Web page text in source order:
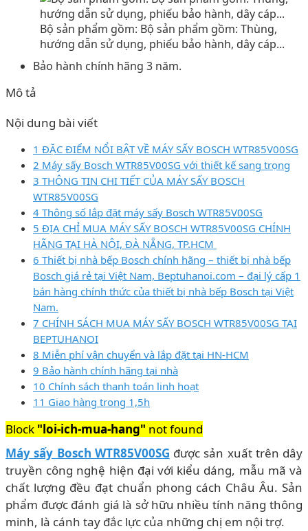
Bộ sản phẩm gồm: Bộ sản phẩm gồm: Thùng,
hướng dẫn sử dụng, phiếu bảo hành, dây cáp...
Bảo hành chính hãng 3 năm.
Mô tả
Nội dung bài viết
1 ĐẶC ĐIỂM NỔI BẬT VỀ MÁY SẤY BOSCH WTR85V00SG
2 Máy sấy Bosch WTR85V00SG với thiết kế sang trọng
3 THÔNG TIN CHI TIẾT CỦA MÁY SẤY BOSCH
WTR85V00SG
4 Thông số lắp đặt máy sấy Bosch WTR85V00SG
5 ĐỊA CHỈ MUA MÁY SẤY BOSCH WTR85V00SG CHÍNH
HÃNG TẠI HÀ NỘI, ĐÀ NẴNG, TP.HCM
6 Thiết bị nhà bếp Bosch chính hãng – thiết bị nhà bếp
Bosch giá rẻ tại Việt Nam, Beptuhanoi.com – đại lý cấp 1
bán hàng chính thức của thiết bị nhà bếp Bosch tại Việt
Nam.
7 CHÍNH SÁCH MUA MÁY SẤY BOSCH WTR85V00SG TẠI
BEPTUHANOI
8 Miễn phí vận chuyển và lắp đặt tại HN-HCM
9 Bảo hành chính hãng tại nhà
10 Chính sách thanh toán linh hoạt
11 Giao hàng trong 1,5h
Block "loi-ich-mua-hang" not found
Máy sấy Bosch WTR85V00SG được sản xuất trên dây
truyền công nghệ hiện đại với kiểu dáng, mẫu mã và
chất lượng đều đạt chuẩn phong cách Châu Âu. Sản
phẩm được đánh giá là sở hữu nhiều tính năng thông
minh, là cánh tay đắc lực của những chị em nội trợ.